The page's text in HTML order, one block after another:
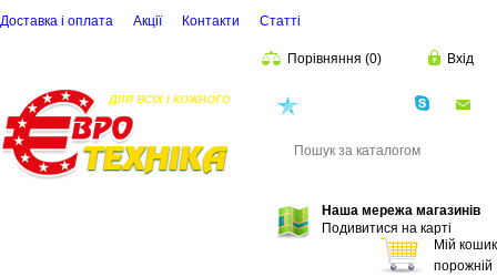
Доставка і оплата Акції Контакти Статті
Порівняння (0) Вхід
Наша мережа магазинів
Подивитися на карті
Мій кошик
порожній